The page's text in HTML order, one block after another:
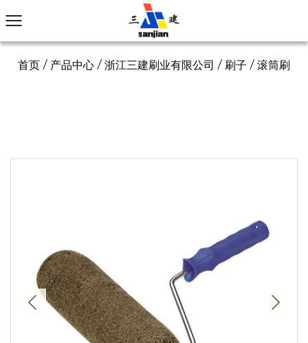
首页 / 产品中心 / 浙江三建刷业有限公司 / 刷子 / 滚筒刷